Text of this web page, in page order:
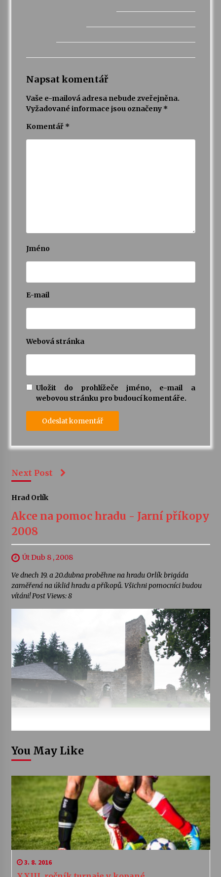
Napsat komentář
Vaše e-mailová adresa nebude zveřejněna.
Vyžadované informace jsou označeny *
Komentář *
Jméno
E-mail
Webová stránka
Uložit do prohlížeče jméno, e-mail a
webovou stránku pro budoucí komentáře.
Next Post
Hrad Orlík
Akce na pomoc hradu - Jarní příkopy
2008
Út Dub 8 , 2008
Ve dnech 19. a 20.dubna proběhne na hradu Orlík brigáda
zaměřená na úklid hradu a příkopů. Všichni pomocníci budou
vítáni! Post Views: 8
You May Like
3. 8. 2016